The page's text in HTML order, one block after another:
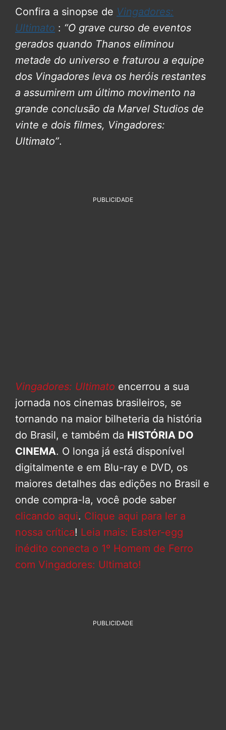
Confira a sinopse de Vingadores:
Ultimato : “O grave curso de eventos
gerados quando Thanos eliminou
metade do universo e fraturou a equipe
dos Vingadores leva os heróis restantes
a assumirem um último movimento na
grande conclusão da Marvel Studios de
vinte e dois filmes, Vingadores:
Ultimato”.
PUBLICIDADE
Vingadores: Ultimato encerrou a sua
jornada nos cinemas brasileiros, se
tornando na maior bilheteria da história
do Brasil, e também da HISTÓRIA DO
CINEMA. O longa já está disponível
digitalmente e em Blu-ray e DVD, os
maiores detalhes das edições no Brasil e
onde compra-la, você pode saber
clicando aqui. Clique aqui para ler a
nossa crítica! Leia mais: Easter-egg
inédito conecta o 1º Homem de Ferro
com Vingadores: Ultimato!
PUBLICIDADE